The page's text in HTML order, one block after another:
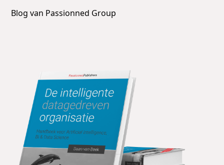
Blog van Passionned Group